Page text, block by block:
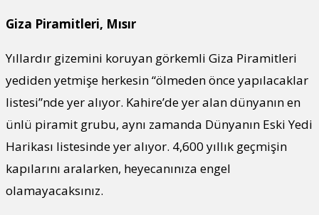
Giza Piramitleri, Mısır
Yıllardır gizemini koruyan görkemli Giza Piramitleri
yediden yetmişe herkesin “ölmeden önce yapılacaklar
listesi”nde yer alıyor. Kahire’de yer alan dünyanın en
ünlü piramit grubu, aynı zamanda Dünyanın Eski Yedi
Harikası listesinde yer alıyor. 4,600 yıllık geçmişin
kapılarını aralarken, heyecanınıza engel
olamayacaksınız.